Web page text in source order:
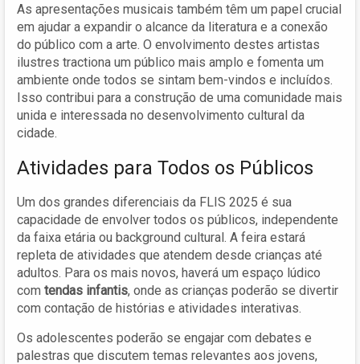
As apresentações musicais também têm um papel crucial
em ajudar a expandir o alcance da literatura e a conexão
do público com a arte. O envolvimento destes artistas
ilustres tractiona um público mais amplo e fomenta um
ambiente onde todos se sintam bem-vindos e incluídos.
Isso contribui para a construção de uma comunidade mais
unida e interessada no desenvolvimento cultural da
cidade.
Atividades para Todos os Públicos
Um dos grandes diferenciais da FLIS 2025 é sua
capacidade de envolver todos os públicos, independente
da faixa etária ou background cultural. A feira estará
repleta de atividades que atendem desde crianças até
adultos. Para os mais novos, haverá um espaço lúdico
com tendas infantis, onde as crianças poderão se divertir
com contação de histórias e atividades interativas.
Os adolescentes poderão se engajar com debates e
palestras que discutem temas relevantes aos jovens,